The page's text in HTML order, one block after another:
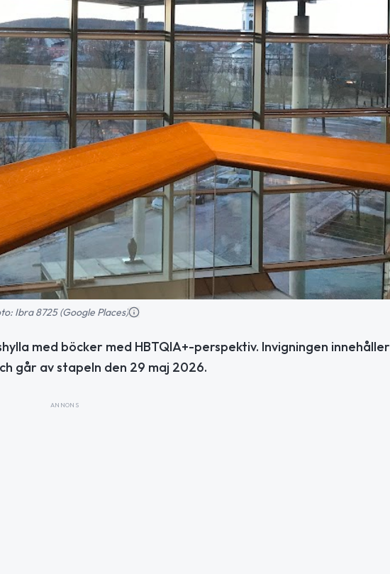
Ibra 8725 (Google Places)
med böcker med HBTQIA+-perspektiv. Invigningen innehåller
går av stapeln den 29 maj 2026.
ANNONS